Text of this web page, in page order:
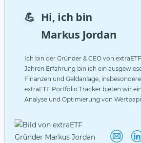
💪 Hi, ich bin
Markus Jordan
Ich bin der Gründer & CEO von
Jahren Erfahrung bin ich ein
Finanzen und Geldanlage,
extraETF Portfolio Tracker bieten wir
Analyse und Optimierung von